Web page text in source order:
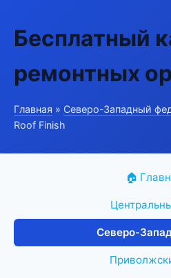
Бесплатный
ремонтных
Главная » Северо-Западный
Roof Finish
🏠
Северо-